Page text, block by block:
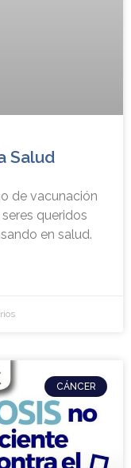
Salud
de vacunación
queridos
en salud.
CÁNCER